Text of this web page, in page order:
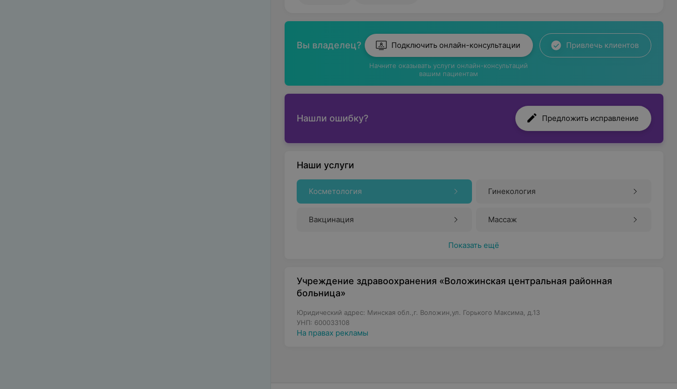
Вы владелец? Подключить онлайн-консультации
Начните оказывать услуги онлайн-консультаций
вашим пациентам
Привлечь клиентов
Нашли ошибку? Предложить исправление
Наши услуги
Косметология Гинекология
Вакцинация Массаж
Показать ещё
Учреждение здравоохранения «Воложинская центральная районная
больница»
Юридический адрес: Минская обл.,г. Воложин,ул. Горького Максима, д.13
УНП: 600033108
На правах рекламы